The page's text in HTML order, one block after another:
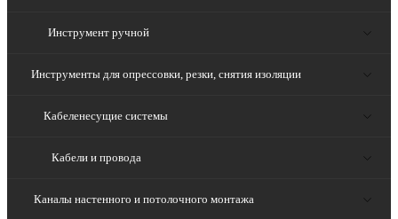
Инструмент ручной
Инструменты для опрессовки, резки, снятия изоляции
Кабеленесущие системы
Кабели и провода
Каналы настенного и потолочного монтажа